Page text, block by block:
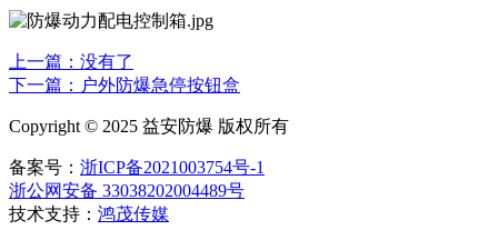
上一篇： 没有了
下一篇：户外防爆急停按钮盒
Copyright © 2025 益安防爆 版权所有
备案号： 浙ICP备2021003754号-1
浙公网安备 33038202004489号
技术支持： 鸿茂传媒